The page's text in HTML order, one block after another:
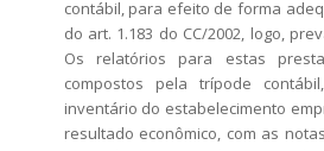
contábil, para efeito de forma
do art. 1.183 do CC/2002, logo,
Os relatórios para estas
compostos pela trípode
inventário do estabelecimento
resultado econômico, com as